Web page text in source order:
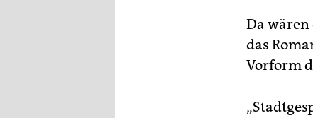
Da wären
das
Vorform